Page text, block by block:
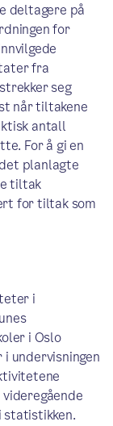
deltagere på
for
fra
seg
når tiltakene
antall
For å gi en
planlagte
tiltak
for tiltak som
i
i Oslo
undervisningen
statistikken.